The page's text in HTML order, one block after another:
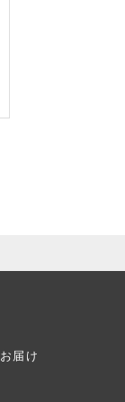
お届け